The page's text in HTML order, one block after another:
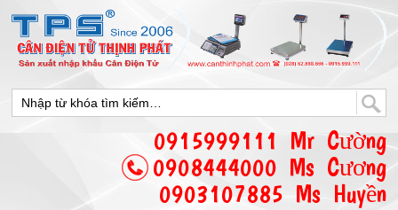
0915999111 Mr Cường
0908444000 Ms Cương
0903107885 Ms Huyền